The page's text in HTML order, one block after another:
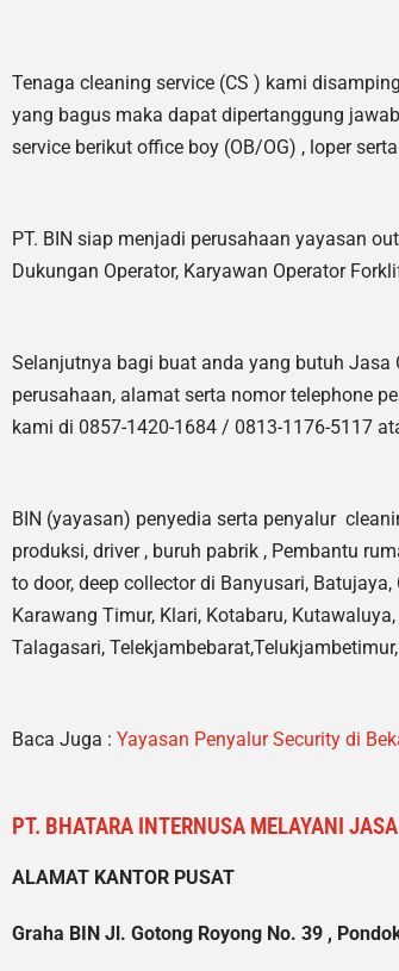
Tenaga cleaning service (CS ) kami
yang bagus maka dapat dipertanggung
service berikut office boy (OB/OG) , loper
PT. BIN siap menjadi perusahaan yayasan
Dukungan Operator, Karyawan Operator
Selanjutnya bagi buat anda yang butuh Jasa
perusahaan, alamat serta nomor telephone
kami di 0857-1420-1684 / 0813-1176-5117
BIN (yayasan) penyedia serta penyalur
produksi, driver , buruh pabrik , Pembantu
to door, deep collector di Banyusari,
Karawang Timur, Klari, Kotabaru,
Talagasari,
Baca Juga : Yayasan Penyalur Security di
PT. BHATARA INTERNUSA MELAYANI
ALAMAT KANTOR PUSAT
Graha BIN Jl. Gotong Royong No. 39 ,